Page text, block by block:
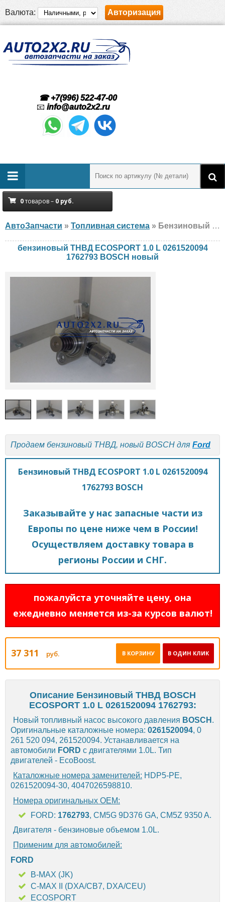
Валюта: Авторизация
☎ +7(996) 522-47-00
📧 info@auto2x2.ru
0товаров – 0 руб.
АвтоЗапчасти » Топливная система » Бензиновый ТНВД BOSCH ECOSPORT 1.0 L 0261520094 1762793 Ford, новый
бензиновый ТНВД ECOSPORT 1.0 L 0261520094
1762793 BOSCH новый
Продаем бензиновый ТНВД, новый BOSCH для Ford
Бензиновый ТНВД ECOSPORT 1.0 L 0261520094
1762793 BOSCH
Заказывайте у нас запасные части из
Европы по цене ниже чем в России!
Осуществляем доставку товара в
регионы России и СНГ.
пожалуйста уточняйте цену, она
ежедневно меняется из-за курсов валют!
37 311 руб. В ОДИН КЛИК
В КОРЗИНУ
Описание Бензиновый ТНВД BOSCH
ECOSPORT 1.0 L 0261520094 1762793:
Новый топливный насос высокого давления BOSCH .
Оригинальные каталожные номера: 0261520094, 0
261 520 094, 261520094. Устанавливается на
автомобили FORD с двигателями 1.0L. Тип
двигателей - EcoBoost.
Каталожные номера заменителей: HDP5-PE,
0261520094-30, 4047026598810.
Номера оригинальных OEM:
FORD: 1762793, CM5G 9D376 GA, CM5Z 9350 A.
Двигателя - бензиновые объемом 1.0L.
Применим для автомобилей:
FORD
B-MAX (JK)
C-MAX II (DXA/CB7, DXA/CEU)
ECOSPORT